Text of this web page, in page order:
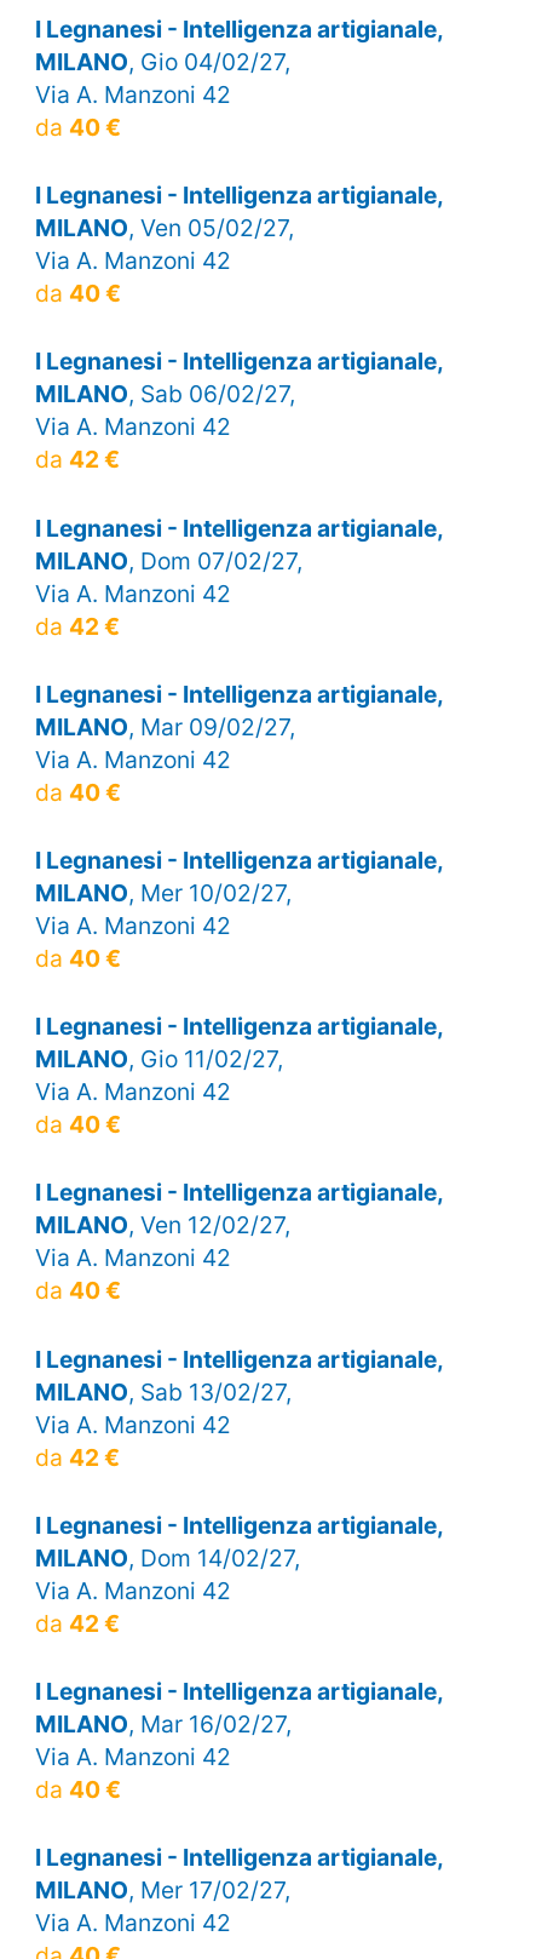
I Legnanesi - Intelligenza artigianale,
MILANO, Gio 04/02/27,
Via A. Manzoni 42
da 40 €
I Legnanesi - Intelligenza artigianale,
MILANO, Ven 05/02/27,
Via A. Manzoni 42
da 40 €
I Legnanesi - Intelligenza artigianale,
MILANO, Sab 06/02/27,
Via A. Manzoni 42
da 42 €
I Legnanesi - Intelligenza artigianale,
MILANO, Dom 07/02/27,
Via A. Manzoni 42
da 42 €
I Legnanesi - Intelligenza artigianale,
MILANO, Mar 09/02/27,
Via A. Manzoni 42
da 40 €
I Legnanesi - Intelligenza artigianale,
MILANO, Mer 10/02/27,
Via A. Manzoni 42
da 40 €
I Legnanesi - Intelligenza artigianale,
MILANO, Gio 11/02/27,
Via A. Manzoni 42
da 40 €
I Legnanesi - Intelligenza artigianale,
MILANO, Ven 12/02/27,
Via A. Manzoni 42
da 40 €
I Legnanesi - Intelligenza artigianale,
MILANO, Sab 13/02/27,
Via A. Manzoni 42
da 42 €
I Legnanesi - Intelligenza artigianale,
MILANO, Dom 14/02/27,
Via A. Manzoni 42
da 42 €
I Legnanesi - Intelligenza artigianale,
MILANO, Mar 16/02/27,
Via A. Manzoni 42
da 40 €
I Legnanesi - Intelligenza artigianale,
MILANO, Mer 17/02/27,
Via A. Manzoni 42